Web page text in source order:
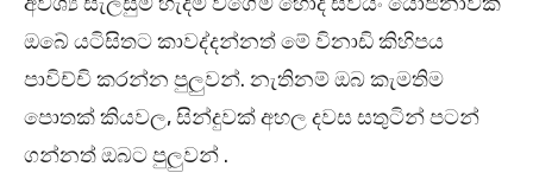
ඔබේ යටිසිතට කාවද්දන්නත් මේ විනාඩි කිහිපය
පාවිච්චි කරන්න පුලුවන්. නැතිනම් ඔබ කැමතිම
පොතක් කියවල, සින්දුවක් අහල දවස සතුටින් පටන්
ගන්නත් ඔබට පුලුවන් .